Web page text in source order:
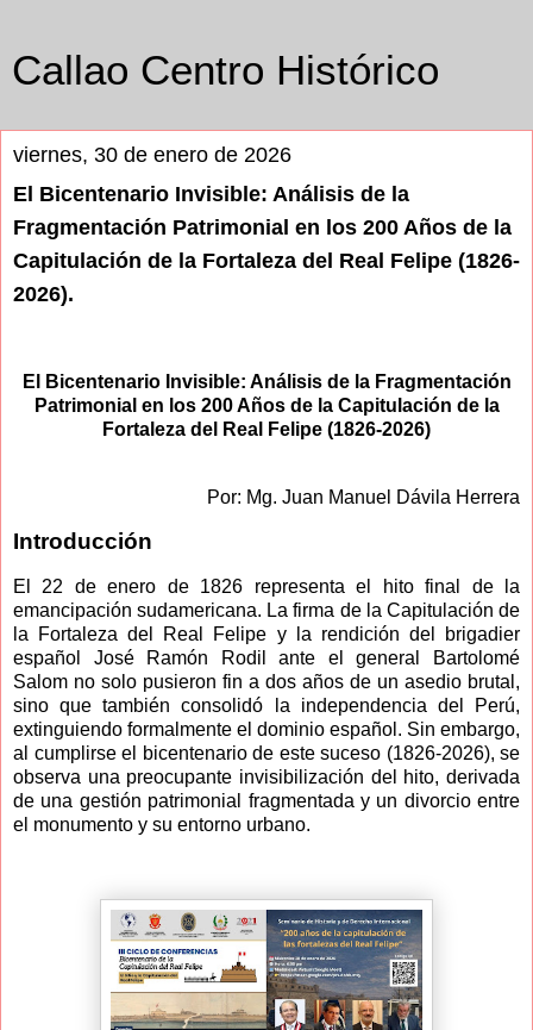
Callao Centro Histórico
viernes, 30 de enero de 2026
El Bicentenario Invisible: Análisis de la
Fragmentación Patrimonial en los 200 Años de la
Capitulación de la Fortaleza del Real Felipe (1826-
2026).
El Bicentenario Invisible: Análisis de la Fragmentación
Patrimonial en los 200 Años de la Capitulación de la
Fortaleza del Real Felipe (1826-2026)
Por: Mg. Juan Manuel Dávila Herrera
Introducción
El 22 de enero de 1826 representa el hito final de la
emancipación sudamericana. La firma de la Capitulación de
la Fortaleza del Real Felipe y la rendición del brigadier
español José Ramón Rodil ante el general Bartolomé
Salom no solo pusieron fin a dos años de un asedio brutal,
sino que también consolidó la independencia del Perú,
extinguiendo formalmente el dominio español. Sin embargo,
al cumplirse el bicentenario de este suceso (1826-2026), se
observa una preocupante invisibilización del hito, derivada
de una gestión patrimonial fragmentada y un divorcio entre
el monumento y su entorno urbano.